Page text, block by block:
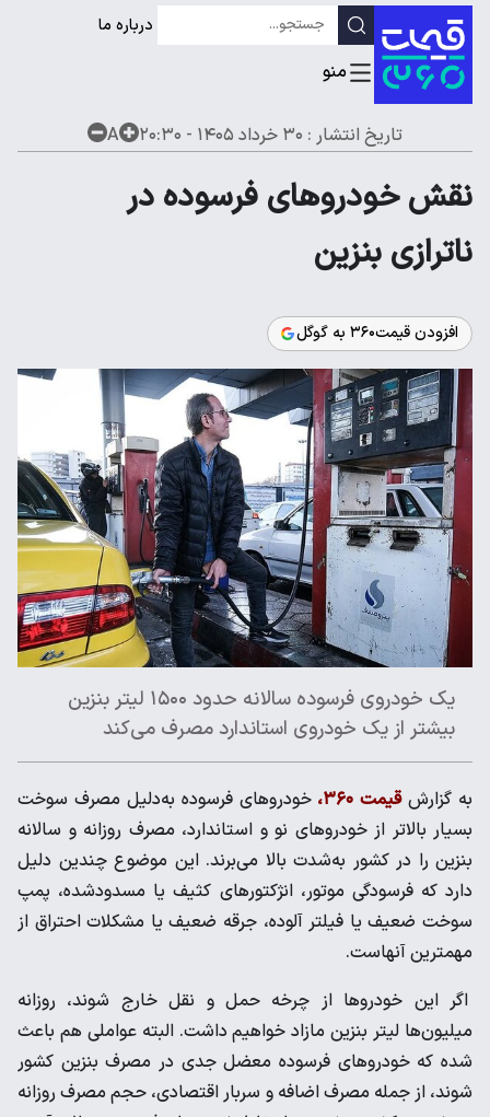
درباره ما
تاریخ انتشار : ۳۰ خرداد ۱۴۰۵ - ۲۰:۳۰ A
نقش خودروهای فرسوده در
ناترازی بنزین
افزودن قیمت۳۶۰ به گوگل
یک خودروی فرسوده سالانه حدود ۱۵۰۰ لیتر بنزین
بیشتر از یک خودروی استاندارد مصرف می‌کند
به گزارشقیمت ۳۶۰،
خودروهای فرسوده به‌دلیل مصرف سوخت
بسیار بالاتر از خودروهای نو و استاندارد، مصرف روزانه و سالانه
بنزین را در کشور به‌شدت بالا می‌برند.​ این موضوع چندین دلیل
دارد که فرسودگی موتور، انژکتورهای کثیف یا مسدودشده، پمپ
سوخت ضعیف یا فیلتر آلوده، جرقه ضعیف یا مشکلات احتراق از
مهمترین آنهاست.
اگر این خودروها از چرخه حمل و نقل خارج شوند، روزانه
میلیون‌ها لیتر بنزین مازاد خواهیم داشت. البته عواملی هم باعث
شده‌ که خودروهای فرسوده معضل جدی در مصرف بنزین کشور
شوند، از جمله مصرف اضافه و سربار اقتصادی، حجم مصرف روزانه